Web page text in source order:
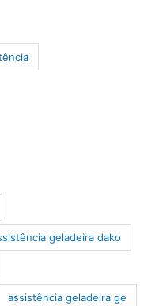
geladeira dako
assistência geladeira ge